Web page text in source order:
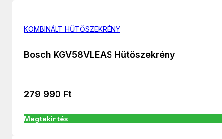
KOMBINÁLT HŰTŐSZEKRÉNY
Bosch KGV58VLEAS Hűtőszekrény
279 990 Ft
Megtekintés